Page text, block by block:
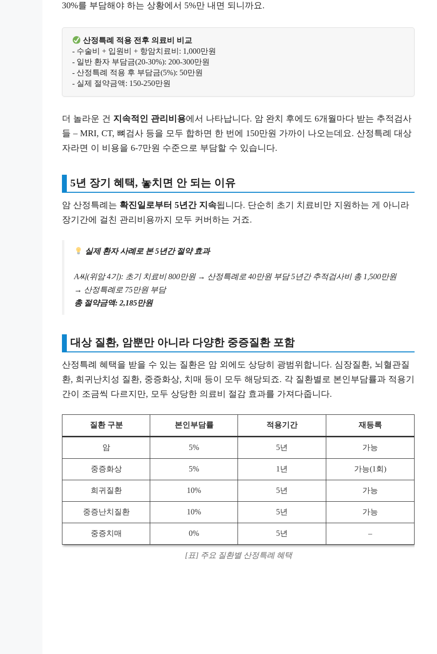
30%를 부담해야 하는 상황에서 5%만 내면 되니까요.
산정특례 적용 전후 의료비 비교
- 수술비 + 입원비 + 항암치료비: 1,000만원
- 일반 환자 부담금(20-30%): 200-300만원
- 산정특례 적용 후 부담금(5%): 50만원
- 실제 절약금액: 150-250만원
더 놀라운 건 지속적인 관리비용에서 나타납니다. 암 완치 후에도 6개월마다 받는 추적검사
들 – MRI, CT, 뼈검사 등을 모두 합하면 한 번에 150만원 가까이 나오는데요. 산정특례 대상
자라면 이 비용을 6-7만원 수준으로 부담할 수 있습니다.
5년 장기 혜택, 놓치면 안 되는 이유
암 산정특례는 확진일로부터 5년간 지속됩니다. 단순히 초기 치료비만 지원하는 게 아니라
장기간에 걸친 관리비용까지 모두 커버하는 거죠.
실제 환자 사례로 본 5년간 절약 효과
A씨(위암 4기): 초기 치료비 800만원 → 산정특례로 40만원 부담 5년간 추적검사비 총 1,500만원
→ 산정특례로 75만원 부담
총 절약금액: 2,185만원
대상 질환, 암뿐만 아니라 다양한 중증질환 포함
산정특례 혜택을 받을 수 있는 질환은 암 외에도 상당히 광범위합니다. 심장질환, 뇌혈관질
환, 희귀난치성 질환, 중증화상, 치매 등이 모두 해당되죠. 각 질환별로 본인부담률과 적용기
간이 조금씩 다르지만, 모두 상당한 의료비 절감 효과를 가져다줍니다.
질환 구분 본인부담률 적용기간 재등록
암 5% 5년 가능
중증화상 5% 1년 가능(1회)
희귀질환 10% 5년 가능
중증난치질환 10% 5년 가능
중증치매 0% 5년 –
[표] 주요 질환별 산정특례 혜택